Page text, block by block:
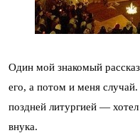
Один мой знакомый
его, а потом и меня
поздней литургией —
внука.